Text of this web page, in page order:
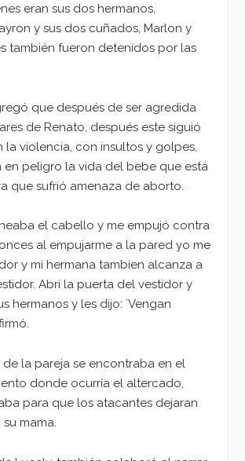
eran sus dos hermanos,
y sus dos cuñados, Marlon y
también fueron detenidos por las
que después de ser agredida
de Renato, después este siguió
la violencia, con insultos y golpes,
en peligro la vida del bebe que está
que sufrió amenaza de aborto.
el cabello y me empujó contra
al empujarme a la pared yo me
y mi hermana tambien alcanza a
Abrí la puerta del vestidor y
hermanos y les dijo: ´Vengan
de la pareja se encontraba en el
donde ocurría el altercado,
para que los atacantes dejaran
mama.